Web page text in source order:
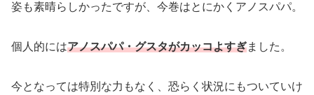
姿も素晴らしかったですが、今巻はとにかくアノスパパ。
個人的にはアノスパパ・グスタがカッコよすぎました。
今となっては特別な力もなく、恐らく状況にもついていけ